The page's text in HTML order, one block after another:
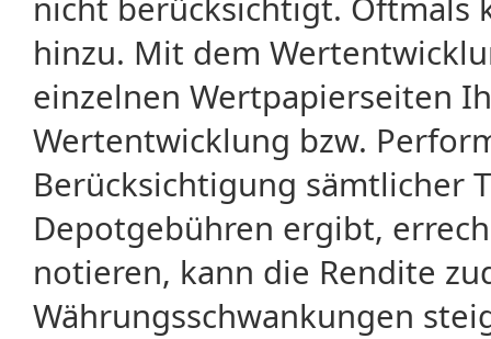
hinzu. Mit dem
einzelnen Wertpapierseiten
Wertentwicklung bzw.
Berücksichtigung sämtlicher
Depotgebühren ergibt,
notieren, kann die Rendite
Währungsschwankungen